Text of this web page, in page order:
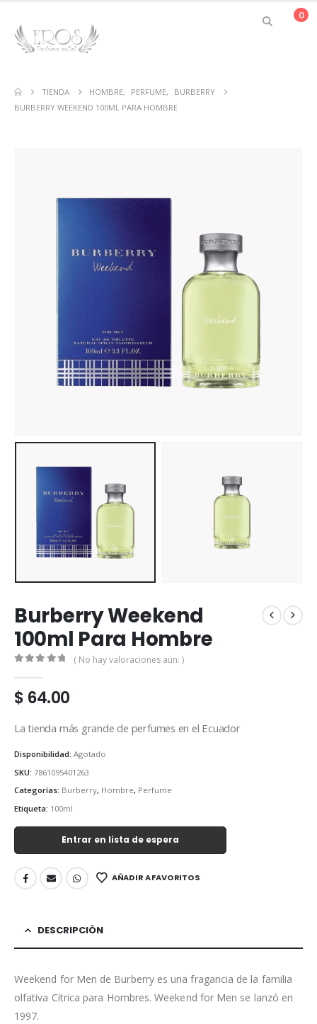
0
TIENDA HOMBRE, PERFUME,
BURBERRY
BURBERRY WEEKEND 100ML PARA HOMBRE
Burberry Weekend
100ml Para Hombre
( No hay valoraciones aún. )
$ 64.00
La tienda más grande de perfumes en el Ecuador
Disponibilidad: Agotado
SKU: 7861095401263
Categorías: Burberry, Hombre, Perfume
Etiqueta: 100ml
Entrar en lista de espera
AÑADIR A FAVORITOS
DESCRIPCIÓN
Weekend for Men de Burberry es una fragancia de la familia
olfativa Cítrica para Hombres. Weekend for Men se lanzó en
1997.